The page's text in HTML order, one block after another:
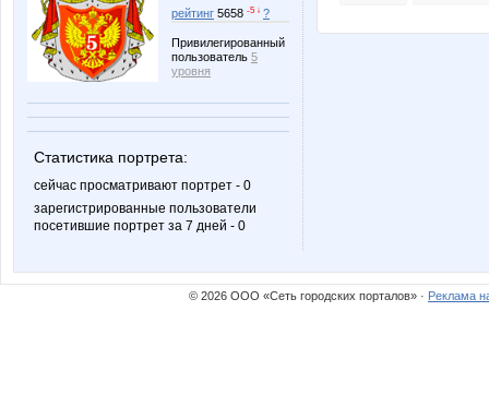
рейтинг 5658 -5 ↓ ?
Привилегированный
пользователь 5
уровня
Статистика портрета:
сейчас просматривают портрет - 0
зарегистрированные пользователи
посетившие портрет за 7 дней - 0
© 2026 ООО «Сеть городских порталов» · Реклама